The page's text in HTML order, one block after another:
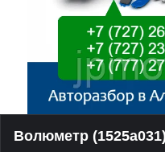
Волюметр